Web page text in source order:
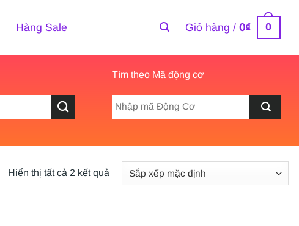
Hàng Sale Giỏ hàng /0₫ 0
Tìm theo Mã động cơ
Hiển thị tất cả 2 kết quả